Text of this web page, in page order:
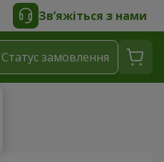
Зв’яжіться з нами
Статус замовлення